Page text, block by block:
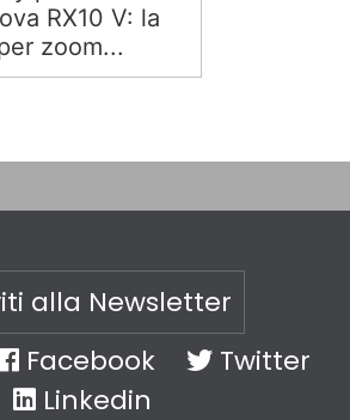
RX10 V: la
zoom...
alla Newsletter
Facebook
Twitter
Linkedin